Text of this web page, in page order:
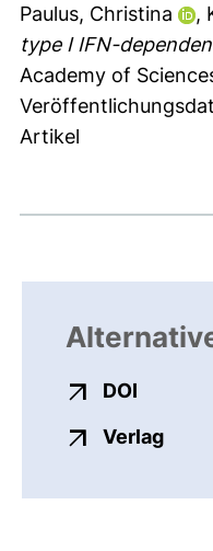
Paulus, Christina ,
type I IFN-
Academy of
Artikel
DOI
Verlag